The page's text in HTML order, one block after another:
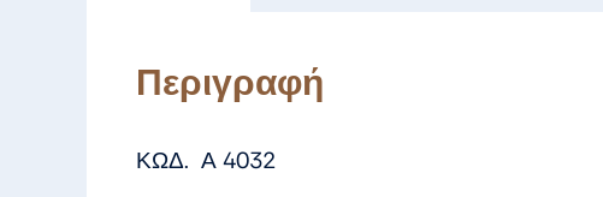
Περιγραφή
ΚΩΔ. Α 4032